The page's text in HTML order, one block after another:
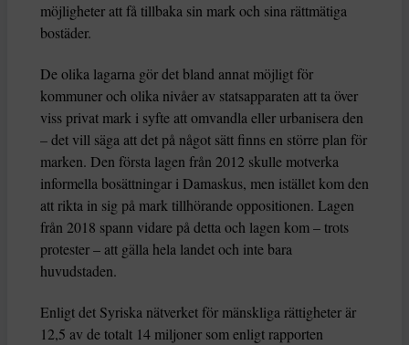
möjligheter att få tillbaka sin mark och sina rättmätiga
bostäder.
De olika lagarna gör det bland annat möjligt för
kommuner och olika nivåer av statsapparaten att ta över
viss privat mark i syfte att omvandla eller urbanisera den
– det vill säga att det på något sätt finns en större plan för
marken. Den första lagen från 2012 skulle motverka
informella bosättningar i Damaskus, men istället kom den
att rikta in sig på mark tillhörande oppositionen. Lagen
från 2018 spann vidare på detta och lagen kom – trots
protester – att gälla hela landet och inte bara
huvudstaden.
Enligt det Syriska nätverket för mänskliga rättigheter är
12,5 av de totalt 14 miljoner som enligt rapporten